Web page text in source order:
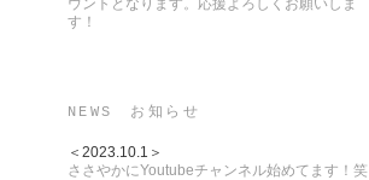
す！
NEWS お知らせ
＜2023.10.1＞
ささやかにYoutubeチャンネル始めてます！笑